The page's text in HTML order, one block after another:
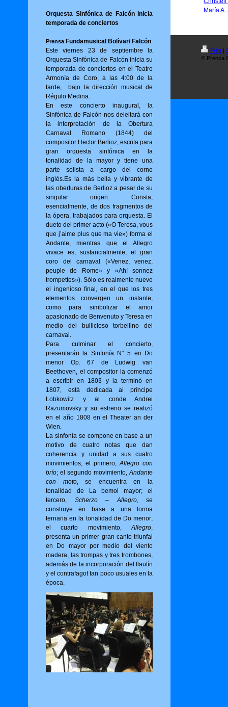
Orquesta Sinfónica de Falcón inicia
temporada de conciertos
PrensaFundamusical Bolívar/ Falcón
Este viernes 23 de septiembre la
Orquesta Sinfónica de Falcón inicia su
temporada de conciertos en el Teatro
Armonía de Coro, a las 4:00 de la
tarde, bajo la dirección musical de
Régulo Medina.
En este concierto inaugural, la
Sinfónica de Falcón nos deleitará con
la interpretación de la Obertura
Carnaval Romano (1844) del
compositor Hector Berlioz, escrita para
gran orquesta sinfónica en la
tonalidad de la mayor y tiene una
parte solista a cargo del corno
inglés.Es la más bella y vibrante de
las oberturas de Berlioz a pesar de su
singular origen. Consta,
esencialmente, de dos fragmentos de
la ópera, trabajados para orquesta. El
dueto del primer acto («O Tere­sa, vous
que j’aime plus que ma vie») for­ma el
Andante, mientras que el Allegro
vivace es, sustancialmente, el gran
coro del carnaval («Venez, venez,
peuple de Rome» y «Ah! sonnez
trompettes»). Sólo es realmente nuevo
el ingenioso final, en el que los tres
elementos convergen un instante,
como para simbolizar el amor
apasionado de Benvenuto y Teresa en
medio del bullicioso torbellino del
carnaval.
Para culminar el concierto,
presentarán la Sinfonía N° 5 en Do
menor Op. 67 de Ludwig van
Beethoven, el compositor la comenzó
a escribir en 1803 y la terminó en
1807, está dedicada al príncipe
Lobkowitz y al conde Andrei
Razumovsky y su estreno se realizó
en el año 1808 en el Theater an der
Wien.
La sinfonía se compone en base a un
motivo de cuatro notas que dan
coherencia y unidad a sus cuatro
movimientos, el primero,Allegro con
brío; el segundo movimiento,Andante
con moto, se encuentra en la
tonalidad de La bemol mayor; el
tercero, Scherzo – Allegro, se
construye en base a una forma
ternaria en la tonalidad de Do menor;
el cuarto movimiento,Allegro,
presenta un primer gran canto triunfal
en Do mayor por medio del viento
madera, las trompas y tres trombones,
además de la incorporación del flautín
y el contrafagot tan poco usuales en la
época.
María A.
Print |
© Prensa